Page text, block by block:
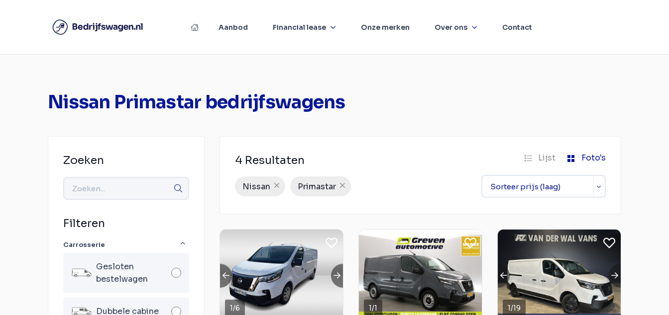
Aanbod Financial lease Onze merken Over ons Contact
Nissan Primastar bedrijfswagens
Zoeken
Filteren
Carrosserie
Gesloten
bestelwagen
Dubbele cabine
4 Resultaten Lijst Foto's
Nissan Primastar
1/6 1/1 1/19